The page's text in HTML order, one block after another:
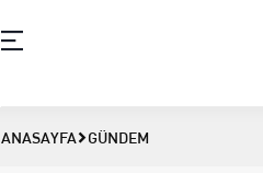
ANASAYFA GÜNDEM